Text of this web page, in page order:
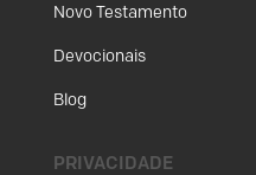
Novo Testamento
Devocionais
Blog
PRIVACIDADE